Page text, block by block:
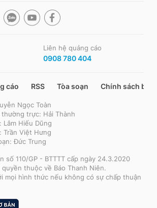
Liên hệ quảng cáo
0908 780 404
cáo RSS Tòa soạn Chính sách bảo
Ngọc Toàn
trực: Hải Thành
Hiếu Dũng
Trần Việt Hưng
Đức Trung
số 110/GP - BTTTT cấp ngày 24.3.2020
thuộc về Báo Thanh Niên.
mọi hình thức nếu không có sự chấp thuận